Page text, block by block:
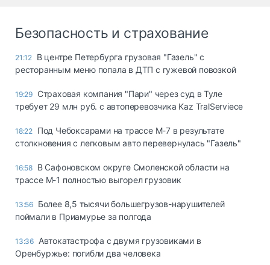
Безопасность и страхование
21:12 В центре Петербурга грузовая "Газель" с
ресторанным меню попала в ДТП с гужевой повозкой
19:29 Страховая компания "Пари" через суд в Туле
требует 29 млн руб. с автоперевозчика Kaz TralServiece
18:22 Под Чебоксарами на трассе М-7 в результате
столкновения с легковым авто перевернулась "Газель"
16:58 В Сафоновском округе Смоленской области на
трассе М-1 полностью выгорел грузовик
13:56 Более 8,5 тысячи большегрузов-нарушителей
поймали в Приамурье за полгода
13:36 Автокатастрофа с двумя грузовиками в
Оренбуржье: погибли два человека